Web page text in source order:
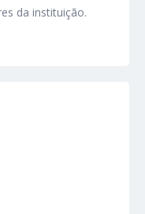
da instituição.